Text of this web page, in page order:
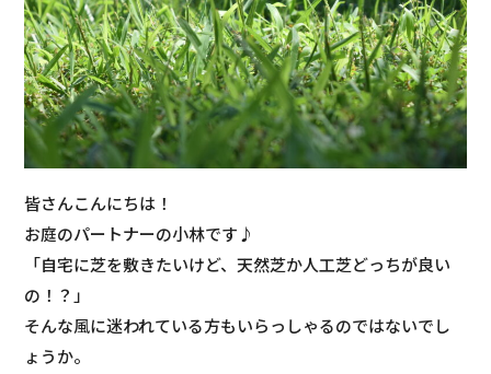
皆さんこんにちは！
お庭のパートナーの小林です♪
「自宅に芝を敷きたいけど、天然芝か人工芝どっちが良い
の！？ 」
そんな風に迷われている方もいらっしゃるのではないでし
ょうか。